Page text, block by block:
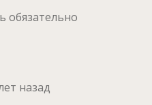
обязательно
назад